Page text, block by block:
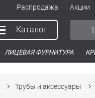
Распродажа Акции
Каталог
ЛИЦЕВАЯ ФУРНИТУРА
Трубы и аксессуары